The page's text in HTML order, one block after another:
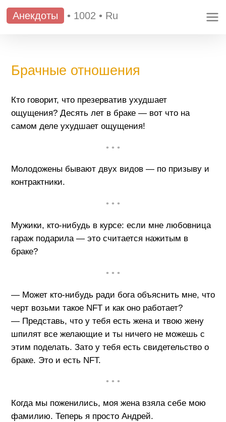
Анекдоты • 1002 • Ru
Брачные отношения
Кто говорит, что презерватив ухудшает
ощущения? Десять лет в браке — вот что на
самом деле ухудшает ощущения!
• • •
Молодожены бывают двух видов — по призыву и
контрактники.
• • •
Мужики, кто-нибудь в курсе: если мне любовница
гараж подарила — это считается нажитым в
браке?
• • •
— Может кто-нибудь ради бога объяснить мне, что
черт возьми такое NFT и как оно работает?
— Представь, что у тебя есть жена и твою жену
шпилят все желающие и ты ничего не можешь с
этим поделать. Зато у тебя есть свидетельство о
браке. Это и есть NFT.
• • •
Когда мы поженились, моя жена взяла себе мою
фамилию. Теперь я просто Андрей.